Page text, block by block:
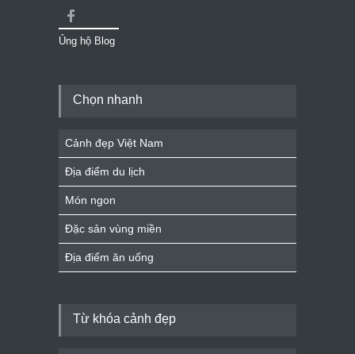
Ủng hộ Blog
Chọn nhanh
Cảnh đẹp Việt Nam
Địa điểm du lịch
Món ngon
Đặc sản vùng miền
Địa điểm ăn uống
Từ khóa cảnh đẹp